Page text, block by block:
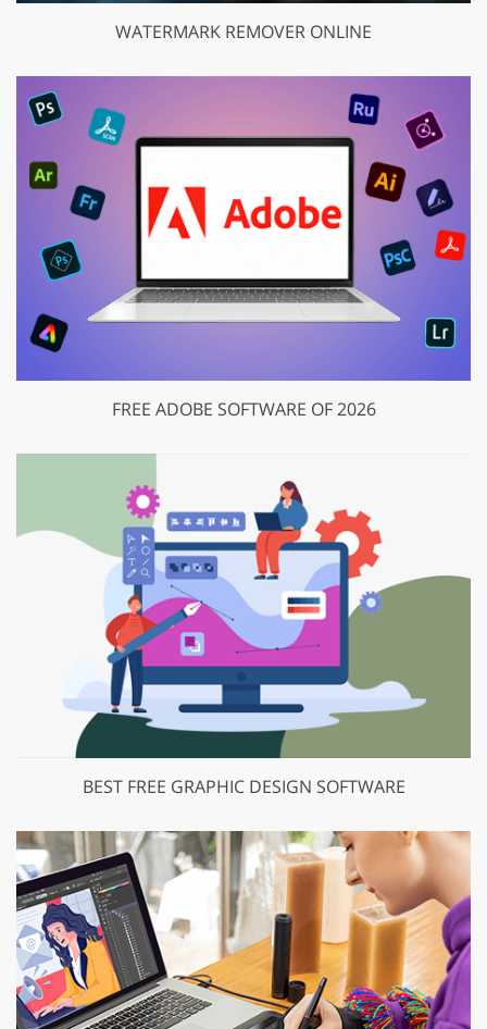
WATERMARK REMOVER ONLINE
FREE ADOBE SOFTWARE OF 2026
BEST FREE GRAPHIC DESIGN SOFTWARE